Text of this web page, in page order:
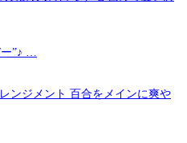
ー”♪ …
ンジメント 百合をメインに爽や